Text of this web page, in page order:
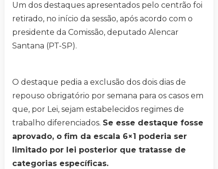
Um dos destaques apresentados pelo centrão foi
retirado, no início da sessão, após acordo com o
presidente da Comissão, deputado Alencar
Santana (PT-SP).
O destaque pedia a exclusão dos dois dias de
repouso obrigatório por semana para os casos em
que, por Lei, sejam estabelecidos regimes de
trabalho diferenciados. Se esse destaque fosse
aprovado, o fim da escala 6×1 poderia ser
limitado por lei posterior que tratasse de
categorias específicas.